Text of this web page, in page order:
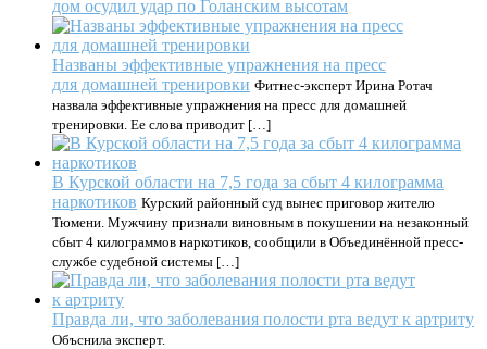
дом осудил удар по Голанским высотам
Названы эффективные упражнения на пресс
для домашней тренировки Фитнес-эксперт Ирина Ротач
назвала эффективные упражнения на пресс для домашней
тренировки. Ее слова приводит […]
В Курской области на 7,5 года за сбыт 4 килограмма
наркотиков Курский районный суд вынес приговор жителю
Тюмени. Мужчину признали виновным в покушении на незаконный
сбыт 4 килограммов наркотиков, сообщили в Объединённой пресс-
службе судебной системы […]
Правда ли, что заболевания полости рта ведут к артриту
Объснила эксперт.